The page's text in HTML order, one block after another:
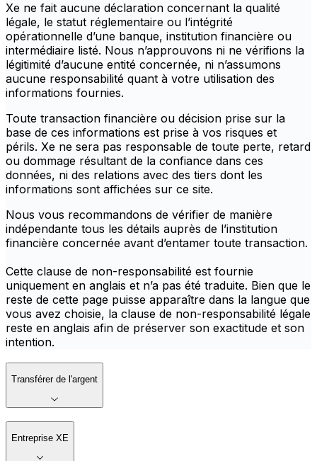
Xe ne fait aucune déclaration concernant la qualité
légale, le statut réglementaire ou l’intégrité
opérationnelle d’une banque, institution financière ou
intermédiaire listé. Nous n’approuvons ni ne vérifions la
légitimité d’aucune entité concernée, ni n’assumons
aucune responsabilité quant à votre utilisation des
informations fournies.
Toute transaction financière ou décision prise sur la
base de ces informations est prise à vos risques et
périls. Xe ne sera pas responsable de toute perte, retard
ou dommage résultant de la confiance dans ces
données, ni des relations avec des tiers dont les
informations sont affichées sur ce site.
Nous vous recommandons de vérifier de manière
indépendante tous les détails auprès de l’institution
financière concernée avant d’entamer toute transaction.
Cette clause de non-responsabilité est fournie
uniquement en anglais et n’a pas été traduite. Bien que le
reste de cette page puisse apparaître dans la langue que
vous avez choisie, la clause de non-responsabilité légale
reste en anglais afin de préserver son exactitude et son
intention.
Transférer de l'argent
Entreprise XE